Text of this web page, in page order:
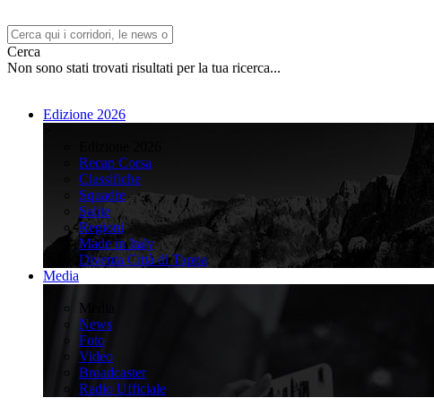
Cerca
Non sono stati trovati risultati per la tua ricerca...
Edizione 2026
Recap Corsa
Classifiche
Squadre
Salite
Regioni
Made in Italy
Diventa Città di Tappa
Media
Media
News
Foto
Video
Broadcaster
Radio Ufficiale